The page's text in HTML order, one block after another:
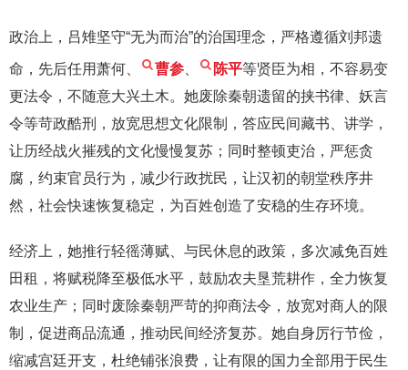
政治上，吕雉坚守“无为而治”的治国理念，严格遵循刘邦遗
命，先后任用萧何、 曹参 陈平等贤臣为相，不容易变
更法令，不随意大兴土木。她废除秦朝遗留的挟书律、妖言
令等苛政酷刑，放宽思想文化限制，答应民间藏书、讲学，
让历经战火摧残的文化慢慢复苏；同时整顿吏治，严惩贪
腐，约束官员行为，减少行政扰民，让汉初的朝堂秩序井
然，社会快速恢复稳定，为百姓创造了安稳的生存环境。
经济上，她推行轻徭薄赋、与民休息的政策，多次减免百姓
田租，将赋税降至极低水平，鼓励农夫垦荒耕作，全力恢复
农业生产；同时废除秦朝严苛的抑商法令，放宽对商人的限
制，促进商品流通，推动民间经济复苏。她自身厉行节俭，
缩减宫廷开支，杜绝铺张浪费，让有限的国力全部用于民生